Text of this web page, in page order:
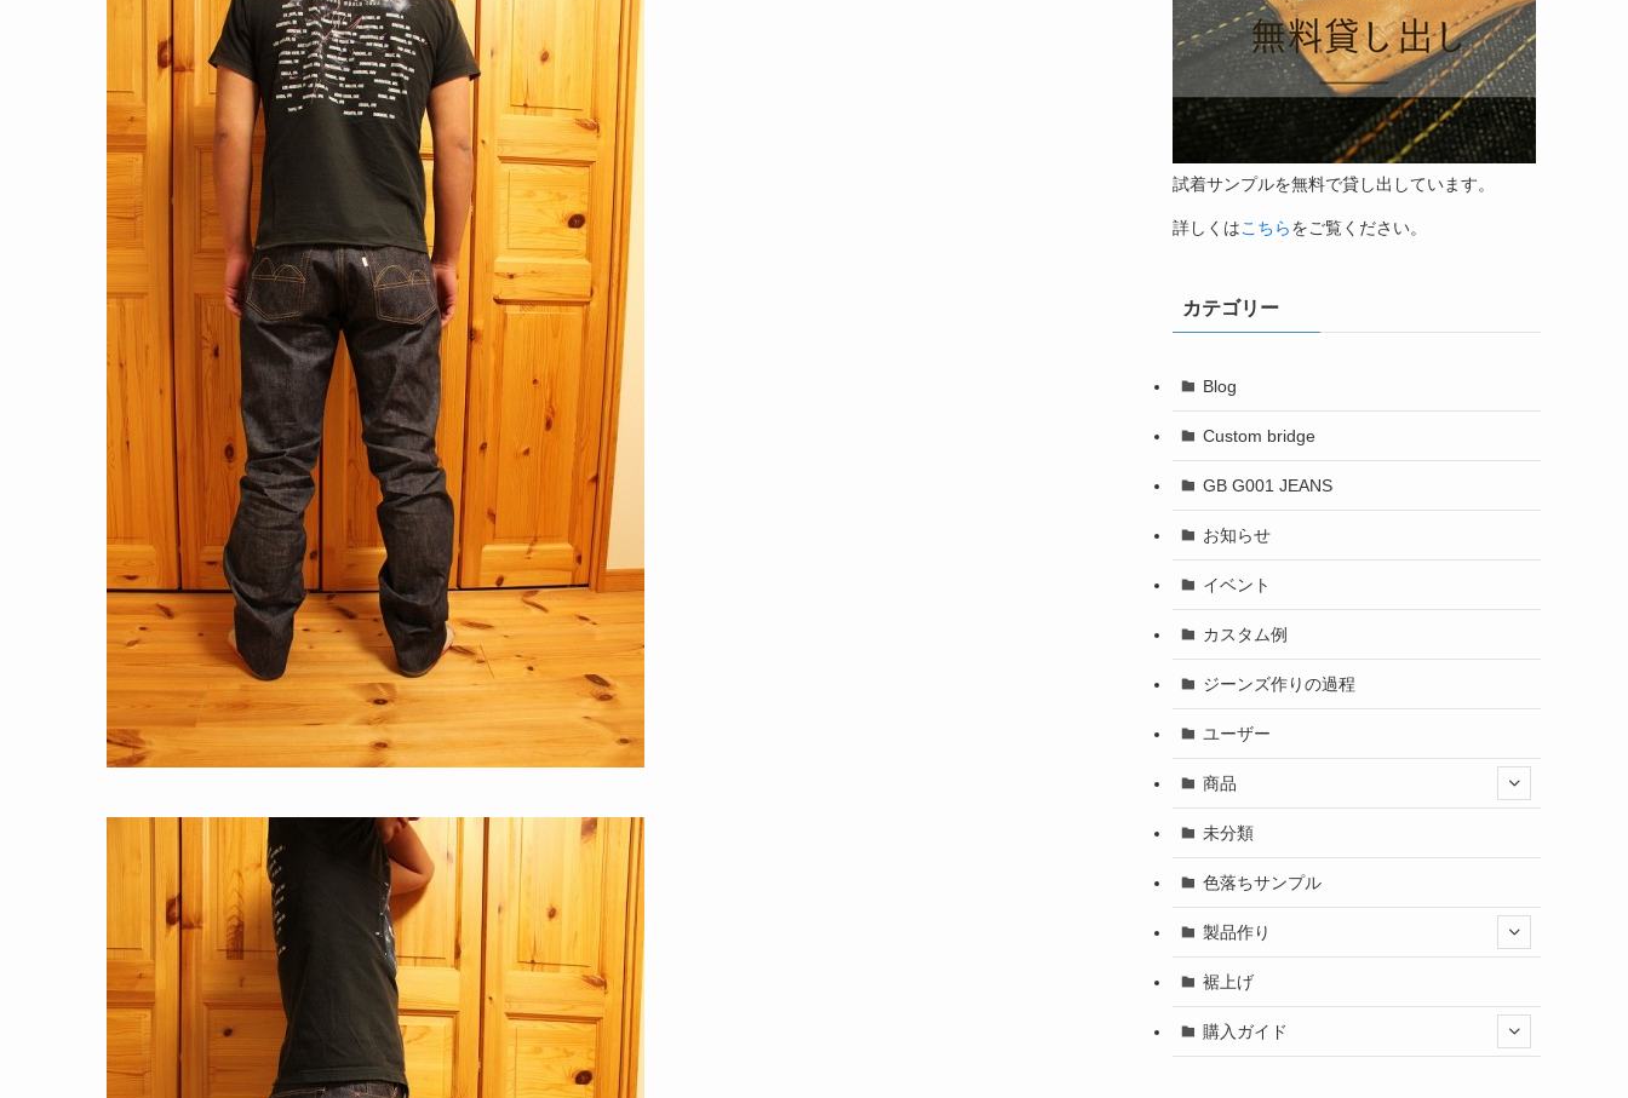
試着サンプルを無料で貸し出しています。
詳しくはこちらをご覧ください。
カテゴリー
Blog
Custom bridge
GB G001 JEANS
お知らせ
イベント
カスタム例
ジーンズ作りの過程
ユーザー
商品
未分類
色落ちサンプル
製品作り
裾上げ
購入ガイド